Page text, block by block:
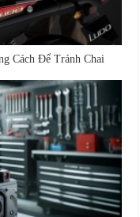
Cách Để Tránh Chai